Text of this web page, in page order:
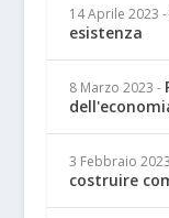
14 Aprile 2023 -
esistenza
8 Marzo 2023 -
3 Febbraio 2023
costruire